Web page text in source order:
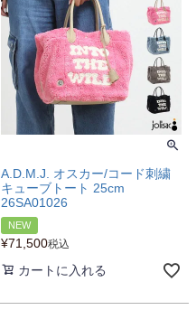
A.D.M.J. オスカー/コード刺繍
キューブトート 25cm
26SA01026
NEW
¥71,500税込
カートに入れる